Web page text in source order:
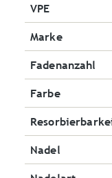
VPE
Marke
Fadenanzahl
Farbe
Nadel